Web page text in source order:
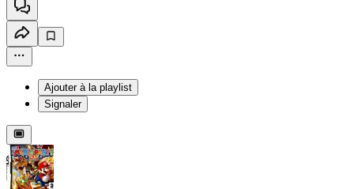
Ajouter à la playlist
Signaler